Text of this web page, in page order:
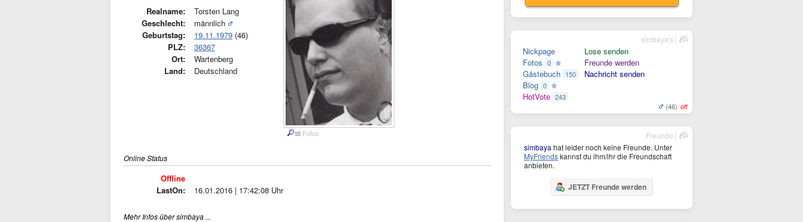
Realname:
Torsten Lang
Geschlecht:
männlich
Geburtstag:
19.11.1979 (46)
PLZ:
36367
Ort:
Wartenberg
Land:
Deutschland
Fotos
Online Status
Offline
LastOn:
16.01.2016 | 17:42:08 Uhr
Mehr Infos über simbaya ...
Nickpage
Fotos 0
Gästebuch 150
Blog 0
HotVote 243
Lose senden
Freunde werden
Nachricht senden
(46) off
simbaya's
simbaya hat leider noch keine Freunde. Unter
MyFriendskannst du ihm/ihr die Freundschaft
anbieten.
JETZT Freunde werden
Freunde